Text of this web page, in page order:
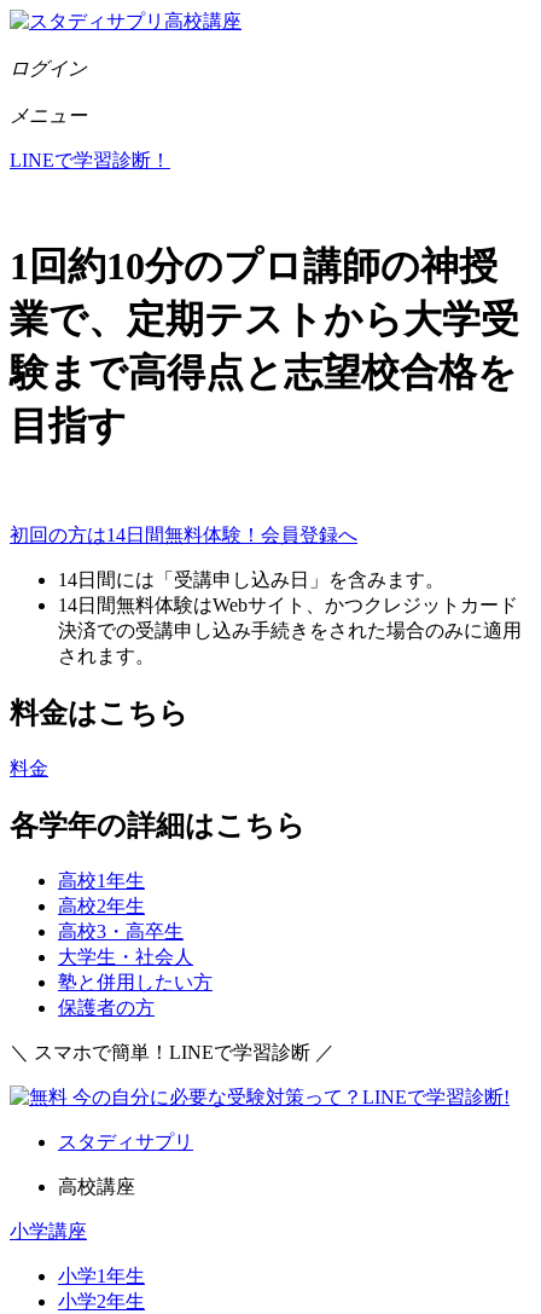
ログイン
メニュー
LINEで学習診断！
1回約10分のプロ講師の神授
業で、 定期テスト から大学受
験まで高得点と志望校合格を
目指す
初回の方は14日間無料体験！会員登録へ
14日間には「受講申し込み日」を含みます。
14日間無料体験はWebサイト、かつクレジットカード
決済での受講申し込み手続きをされた場合のみに適用
されます。
料金はこちら
料金
各学年の詳細はこちら
高校1年生
高校2年生
高校3・高卒生
大学生・社会人
塾と併用したい方
保護者の方
＼ スマホで簡単！LINEで学習診断 ／
スタディサプリ
高校講座
小学講座
小学1年生
小学2年生